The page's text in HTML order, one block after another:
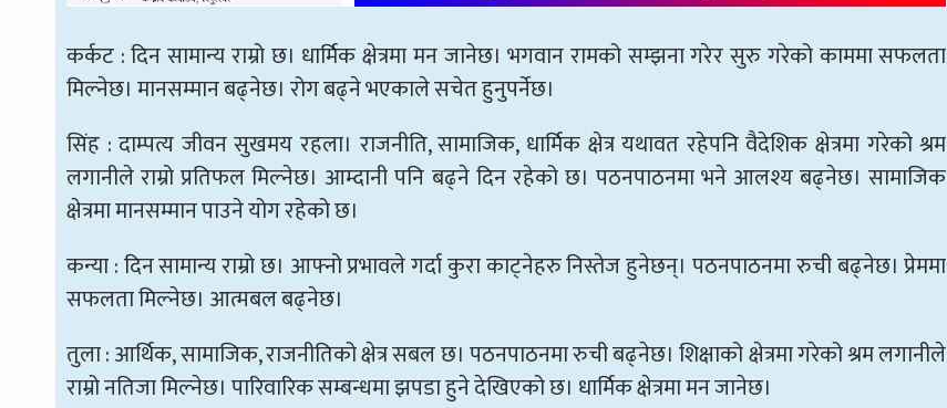
कर्कट : दिन सामान्य राम्रो छ। धार्मिक क्षेत्रमा मन जानेछ। भगवान रामको सम्झना गरेर सुरु गरेको काममा सफलता
मिल्नेछ। मानसम्मान बढ्नेछ। रोग बढ्ने भएकाले सचेत हुनुपर्नेछ।
सिंह : दाम्पत्य जीवन सुखमय रहला। राजनीति, सामाजिक, धार्मिक क्षेत्र यथावत रहेपनि वैदेशिक क्षेत्रमा गरेको श्रम
लगानीले राम्रो प्रतिफल मिल्नेछ। आम्दानी पनि बढ्ने दिन रहेको छ। पठनपाठनमा भने आलश्य बढ्नेछ। सामाजिक
क्षेत्रमा मानसम्मान पाउने योग रहेको छ।
कन्या : दिन सामान्य राम्रो छ। आफ्नो प्रभावले गर्दा कुरा काट्नेहरु निस्तेज हुनेछन्। पठनपाठनमा रुची बढ्नेछ। प्रेममा
सफलता मिल्नेछ। आत्मबल बढ्नेछ।
तुला : आर्थिक, सामाजिक, राजनीतिको क्षेत्र सबल छ। पठनपाठनमा रुची बढ्नेछ। शिक्षाको क्षेत्रमा गरेको श्रम लगानीले
राम्रो नतिजा मिल्नेछ। पारिवारिक सम्बन्धमा झपडा हुने देखिएको छ। धार्मिक क्षेत्रमा मन जानेछ।